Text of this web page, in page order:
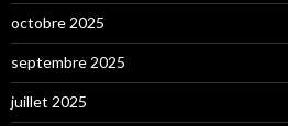
octobre 2025
septembre 2025
juillet 2025